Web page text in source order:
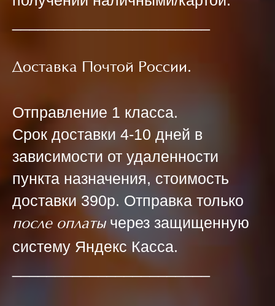
Доставка Почтой России.
Отправление 1 класса.
Срок доставки 4-10 дней в
зависимости от удаленности
пункта назначения, стоимость
доставки 390р. Отправка только
после оплатычерез защищенную
систему Яндекс Касса.